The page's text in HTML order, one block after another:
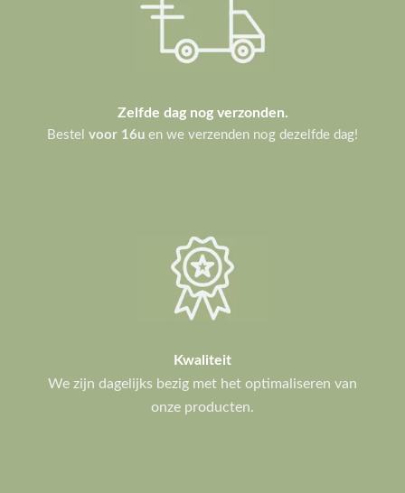
Zelfde dag nog verzonden.
Bestel voor 16u en we verzenden nog dezelfde dag!
Kwaliteit
We zijn dagelijks bezig met het optimaliseren van
onze producten.